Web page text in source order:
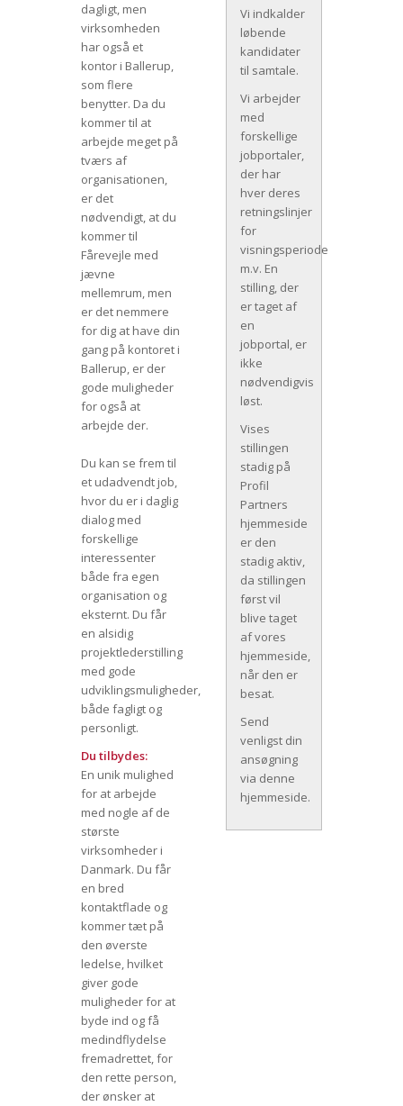
dagligt, men
virksomheden
har også et
kontor i Ballerup,
som flere
benytter. Da du
kommer til at
arbejde meget på
tværs af
organisationen,
er det
nødvendigt, at du
kommer til
Fårevejle med
jævne
mellemrum, men
er det nemmere
for dig at have din
gang på kontoret i
Ballerup, er der
gode muligheder
for også at
arbejde der.
Du kan se frem til
et udadvendt job,
hvor du er i daglig
dialog med
forskellige
interessenter
både fra egen
organisation og
eksternt. Du får
en alsidig
projektlederstilling
med gode
udviklingsmuligheder,
både fagligt og
personligt.
Du tilbydes:
En unik mulighed
for at arbejde
med nogle af de
største
virksomheder i
Danmark. Du får
en bred
kontaktflade og
kommer tæt på
den øverste
ledelse, hvilket
giver gode
muligheder for at
byde ind og få
medindflydelse
fremadrettet, for
den rette person,
der ønsker at
Vi indkalder
løbende
kandidater
til samtale.
Vi arbejder
med
forskellige
jobportaler,
der har
hver deres
retningslinjer
for
visningsperiode
m.v. En
stilling, der
er taget af
en
jobportal, er
ikke
nødvendigvis
løst.
Vises
stillingen
stadig på
Profil
Partners
hjemmeside
er den
stadig aktiv,
da stillingen
først vil
blive taget
af vores
hjemmeside,
når den er
besat.
Send
venligst din
ansøgning
via denne
hjemmeside.